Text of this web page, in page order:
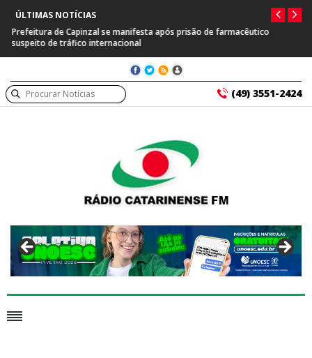
ÚLTIMAS NOTÍCIAS
Prefeitura de Capinzal se manifesta após prisão de farmacêutico
suspeito de tráfico internacional
(49) 3551-2424